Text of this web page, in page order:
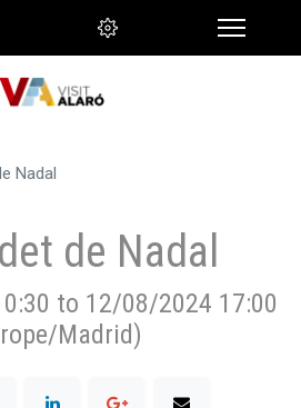
Nadal
de Nadal
to 12/08/2024 17:00
Madrid)